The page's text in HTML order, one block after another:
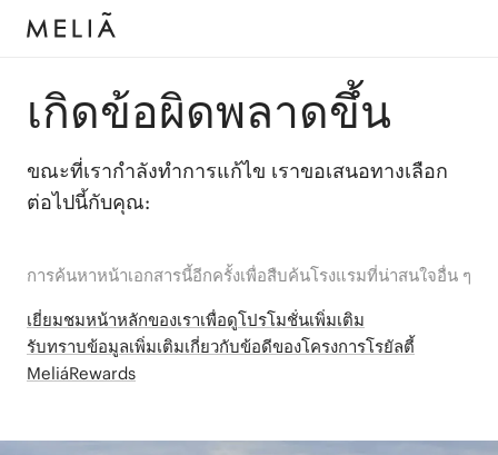
เกิดข้อผิดพลาดขึ้น
ขณะที่เรากำลังทำการแก้ไข เราขอเสนอทางเลือก
ต่อไปนี้กับคุณ:
การค้นหาหน้าเอกสารนี้อีกครั้งเพื่อสืบค้นโรงแรมที่น่าสนใจอื่น ๆ
เยี่ยมชมหน้าหลักของเราเพื่อดูโปรโมชั่นเพิ่มเติม
รับทราบข้อมูลเพิ่มเติมเกี่ยวกับข้อดีของโครงการโรยัลตี้
MeliáRewards